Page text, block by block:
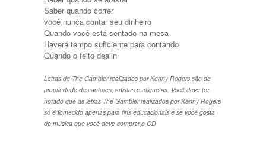
Saber quando correr
você nunca contar seu dinheiro
Quando você está sentado na mesa
Haverá tempo suficiente para contando
Quando o feito dealin
Letras de The Gambler realizados por Kenny Rogers são de
propriedade dos autores, artistas e etiquetas. Você deve ter
notado que as letras The Gambler realizados por Kenny Rogers
só é fornecido apenas para fins educacionais e se você gosta
da música que você deve comprar o CD